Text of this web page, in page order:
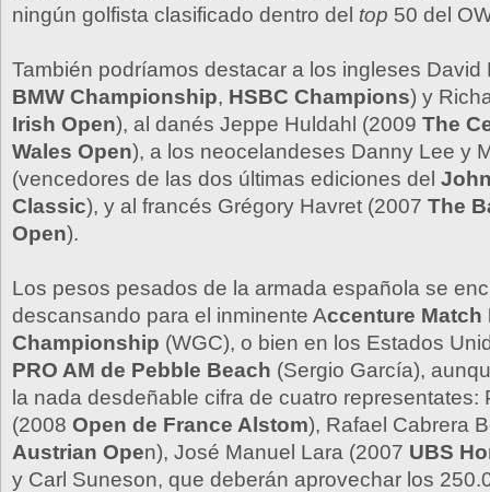
ningún golfista clasificado dentro del top 50 del
También podríamos destacar a los ingleses David
BMW Championship, HSBC Champions) y
Irish Open), al danés Jeppe Huldahl (2009 The
Wales Open), a los neocelandeses Danny Lee y
(vencedores de las dos últimas ediciones del
Classic), y al francés Grégory Havret (2007 The
Open).
Los pesos pesados de la armada española se
descansando para el inminente Accenture Match
Championship (WGC), o bien en los Estados
PRO AM de Pebble Beach (Sergio García),
la nada desdeñable cifra de cuatro representates:
(2008 Open de France Alstom), Rafael Cabrera
Austrian Open), José Manuel Lara (2007 UBS
y Carl Suneson, que deberán aprovechar los